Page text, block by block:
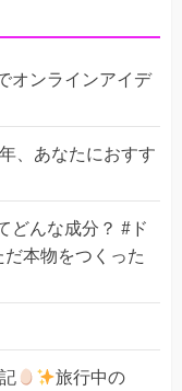
オンラインアイデ
、あなたにおすす
どんな成分？ #ド
本物をつくった
旅行中の